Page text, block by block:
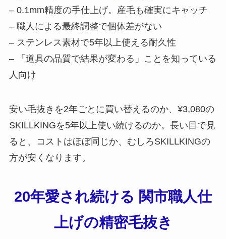
– 0.1mm精度の手仕上げ。産毛も確実にキャッチ
– 職人による最終調整で個体差がない
– ステンレス素材で5年以上使える耐久性
– 「道具の品質で結果が変わる」ことを知っている
人向け
安い毛抜きを2年ごとに買い替えるのか、¥3,080の
SKILLKINGを5年以上使い続けるのか。長い目で見
ると、コストはほぼ同じか、むしろSKILLKINGの
方が安くなります。
20年愛され続ける 関市職人仕
上げの精密毛抜き